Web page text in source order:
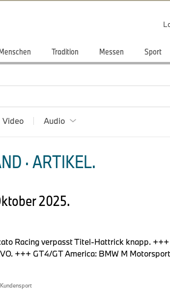
Tradition Messen Sport
Video Audio
· ARTIKEL.
2025.
Racing verpasst Titel-Hattrick knapp.
+++ GT4/GT America: BMW M
Kundensport